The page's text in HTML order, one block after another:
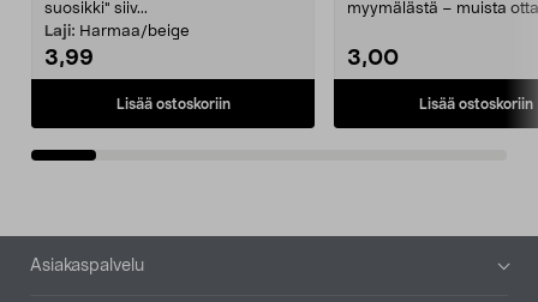
suosikki" siiv...
Laji: Harmaa/beige
3,99
Lisää ostoskoriin
myymälästä – muista
3,00
Lisää ostoskoriin
Alatunniste
Asiakaspalvelu